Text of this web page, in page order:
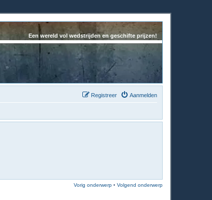
Een wereld vol wedstrijden en geschifte prijzen!
Aanmelden
Registreer
Vorig onderwerp • Volgend onderwerp